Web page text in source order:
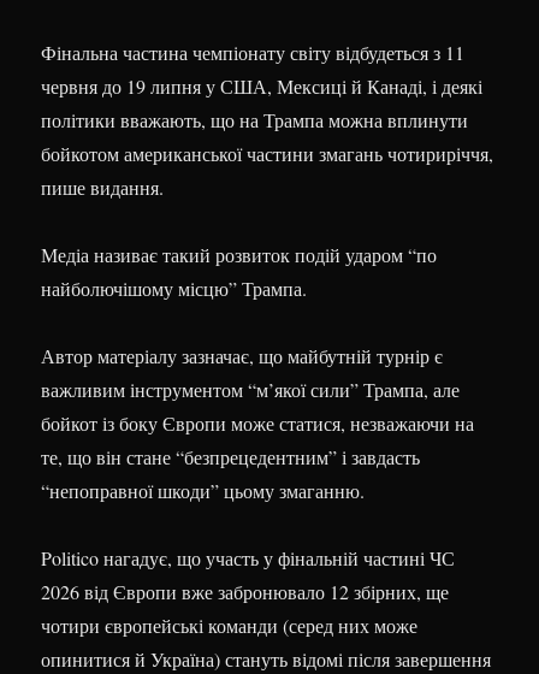
Фінальна частина чемпіонату світу відбудеться з 11
червня до 19 липня у США, Мексиці й Канаді, і деякі
політики вважають, що на Трампа можна вплинути
бойкотом американської частини змагань чотириріччя,
пише видання.
Медіа називає такий розвиток подій ударом “по
найболючішому місцю” Трампа.
Автор матеріалу зазначає, що майбутній турнір є
важливим інструментом “м’якої сили” Трампа, але
бойкот із боку Європи може статися, незважаючи на
те, що він стане “безпрецедентним” і завдасть
“непоправної шкоди” цьому змаганню.
Politico нагадує, що участь у фінальній частині ЧС
2026 від Європи вже забронювало 12 збірних, ще
чотири європейські команди (серед них може
опинитися й Україна) стануть відомі після завершення